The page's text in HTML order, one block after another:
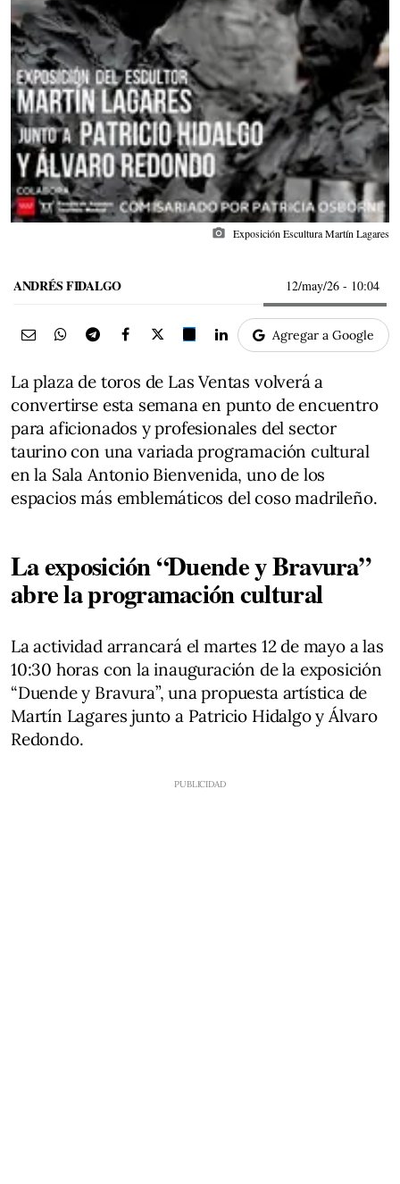
photo_camera Exposición Escultura Martín Lagares
ANDRÉS FIDALGO 12/may/26 - 10:04
Agregar a Google
La plaza de toros de Las Ventas volverá a
convertirse esta semana en punto de encuentro
para aficionados y profesionales del sector
taurino con una variada programación cultural
en la Sala Antonio Bienvenida, uno de los
espacios más emblemáticos del coso madrileño.
La exposición “Duende y Bravura”
abre la programación cultural
La actividad arrancará el martes 12 de mayo a las
10:30 horas con la inauguración de la exposición
“Duende y Bravura”, una propuesta artística de
Martín Lagares junto a Patricio Hidalgo y Álvaro
Redondo.